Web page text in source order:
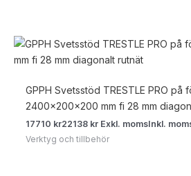
GPPH Svetsstöd TRESTLE PRO på
2400x200x200 mm fi 28 mm
17710 kr22138 kr Exkl. momsInkl.
Verktyg och tillbehör